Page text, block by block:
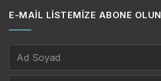
E-MAIL LISTEMIZE ABONE OLUN